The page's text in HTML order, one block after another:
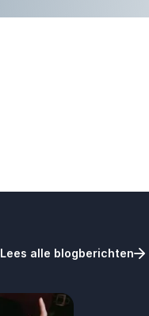
Lees alle blogberichten